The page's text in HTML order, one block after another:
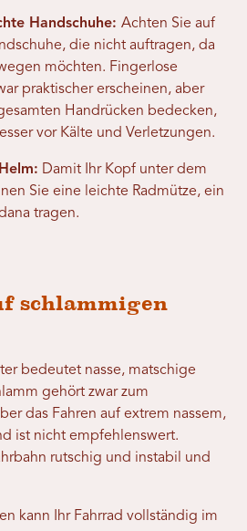
Handschuhe: Achten Sie auf
die nicht auftragen, da
möchten. Fingerlose
praktischer erscheinen, aber
Handrücken bedecken,
vor Kälte und Verletzungen.
Damit Ihr Kopf unter dem
Sie eine leichte Radmütze, ein
tragen.
schlammigen
bedeutet nasse, matschige
gehört zwar zum
das Fahren auf extrem nassem,
ist nicht empfehlenswert.
rutschig und instabil und
kann Ihr Fahrrad vollständig im